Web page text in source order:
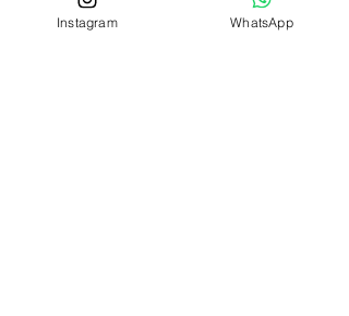
Locations de vacances près de Scolca en
Corse
Instagram WhatsApp